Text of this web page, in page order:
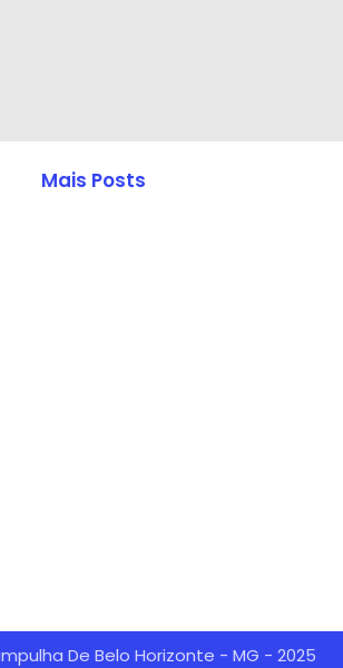
Mais Posts
De Belo Horizonte - MG - 2025